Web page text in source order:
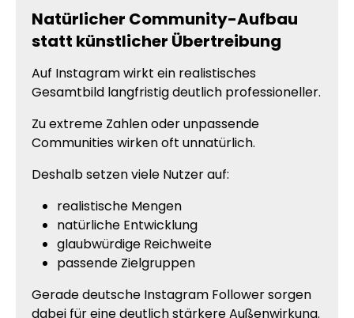
Natürlicher Community-Aufbau
statt künstlicher Übertreibung
Auf Instagram wirkt ein realistisches
Gesamtbild langfristig deutlich professioneller.
Zu extreme Zahlen oder unpassende
Communities wirken oft unnatürlich.
Deshalb setzen viele Nutzer auf:
realistische Mengen
natürliche Entwicklung
glaubwürdige Reichweite
passende Zielgruppen
Gerade deutsche Instagram Follower sorgen
dabei für eine deutlich stärkere Außenwirkung.